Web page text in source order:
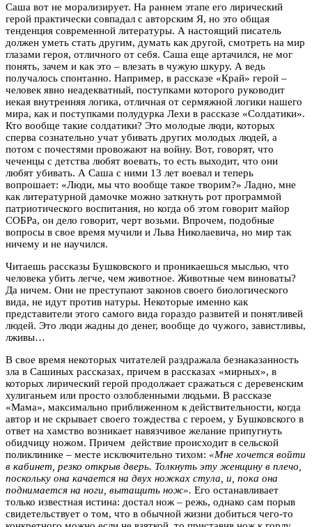
Саша вот не морализирует. На раннем этапе его лирический
герой практически совпадал с авторским Я, но это общая
тенденция современной литературы. А настоящий писатель
должен уметь стать другим, думать как другой, смотреть на мир
глазами героя, отличного от себя. Саша еще артачился, не мог
понять, зачем и как это – влезать в чужую шкуру. А ведь
получалось спонтанно. Например, в рассказе «Край» герой –
человек явно неадекватный, поступками которого руководит
некая внутренняя логика, отличная от сермяжной логики нашего
мира, как и поступками полудурка Лехи в рассказе «Солдатики».
Кто вообще такие солдатики? Это молодые люди, которых
сперва сознательно учат убивать других молодых людей, а
потом с почестями провожают на войну. Вот, говорят, что
чеченцы с детства любят воевать, то есть выходит, что они
любят убивать. А Саша с ними 13 лет воевал и теперь
вопрошает: «Люди, мы что вообще такое творим?» Ладно, мне
как литературной дамочке можно заткнуть рот программой
патриотического воспитания, но когда об этом говорит майор
СОБРа, он дело говорит, черт возьми. Впрочем, подобные
вопросы в свое время мучили и Льва Николаевича, но мир так
ничему и не научился.
Читаешь рассказы Бушковского и проникаешься мыслью, что
человека убить легче, чем животное. Животные чем виноваты?
Да ничем. Они не преступают законов своего биологического
вида, не идут против натуры. Некоторые именно как
представители этого самого вида гораздо развитей и понятливей
людей. Это люди жадны до денег, вообще до чужого, завистливы,
лживы…
В свое время некоторых читателей раздражала безнаказанность
зла в Сашиных рассказах, причем в рассказах «мирных», в
которых лирический герой продолжает сражаться с деревенским
хулиганьем или просто озлобленными людьми. В рассказе
«Мама», максимально приближенном к действительности, когда
автор и не скрывает своего тождества с героем, у Бушковского в
ответ на хамство возникает навязчивое желание припугнуть
обидчицу ножом. Причем действие происходит в сельской
поликлинике – месте исключительно тихом: «Мне хочется войти
в кабинет, резко открыв дверь. Толкнуть эту женщину в плечо,
поскольку она качается на двух ножках стула, и, пока она
поднимается на ноги, вытащить нож». Его останавливает
только известная истина: достал нож – режь, однако сам порыв
свидетельствует о том, что в обычной жизни добиться чего-то